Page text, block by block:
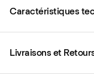
Caractéristiques
Livraisons et